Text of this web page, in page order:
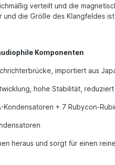
verteilt und die
und die Größe des Klangfeldes
Komponenten
importiert aus
hohe Stabilität,
Kondensatoren + 7 Rubycon-
heraus und sorgt für einen